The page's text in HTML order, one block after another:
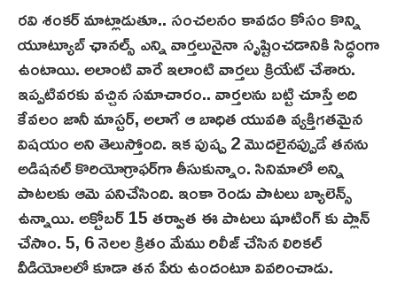
ర‌వి శంక‌ర్ మాట్లాడుతూ.. సంచలనం కావడం కోసం కొన్ని
యూట్యూబ్ ఛానల్స్ ఎన్ని వార్తలునైనా సృష్టించడానికి సిద్ధంగా
ఉంటాయి. అలాంటి వారే ఇలాంటి వార్తలు క్రియేట్ చేశారు.
ఇప్పటివరకు వచ్చిన సమాచారం.. వార్తలను బట్టి చూస్తే అది
కేవలం జానీ మాస్టర్, అలాగే ఆ బాధిత యువతి వ్యక్తిగతమైన
విషయం అని తెలుస్తోంది. ఇక పుష్ప 2 మొదలైనప్పుడే తనను
అడిషనల్ కొరియోగ్రాఫర్‌గా తీసుకున్నాం. సినిమాలో అన్ని
పాటలకు ఆమె పనిచేసింది. ఇంకా రెండు పాటలు బ్యాలెన్స్
ఉన్నాయి. అక్టోబర్ 15 తర్వాత ఈ పాటలు షూటింగ్ కు ప్లాన్
చేసాం. 5, 6 నెలల క్రితం మేము రిలీజ్ చేసిన లిరికల్
వీడియోలలో కూడా తన పేరు ఉందంటూ వివ‌రించాడు.